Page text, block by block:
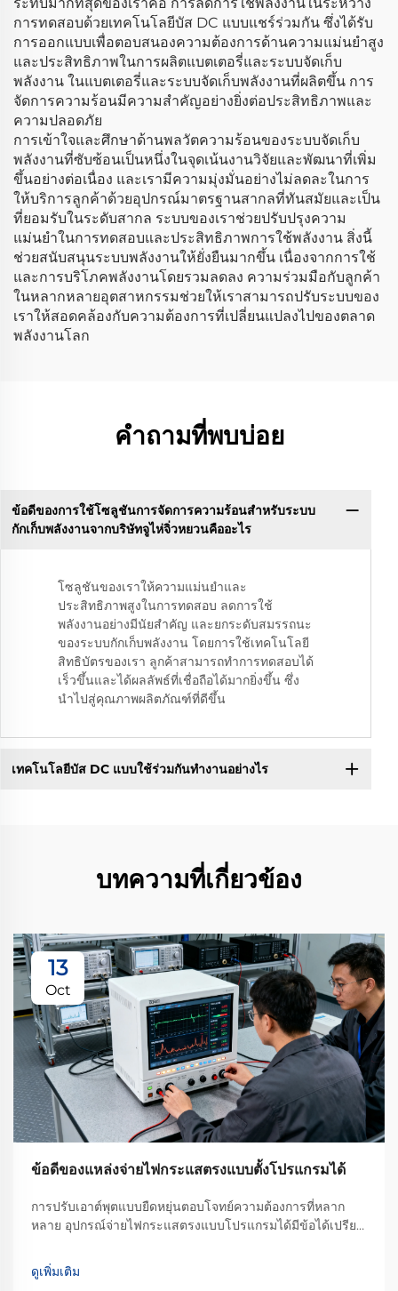
การทดสอบด้วยเทคโนโลยีบัส DC แบบแชร์ร่วมกัน ซึ่งได้รับ
การออกแบบเพื่อตอบสนองความต้องการด้านความแม่นยำสูง
และประสิทธิภาพในการผลิตแบตเตอรี่และระบบจัดเก็บ
พลังงาน ในแบตเตอรี่และระบบจัดเก็บพลังงานที่ผลิตขึ้น การ
จัดการความร้อนมีความสำคัญอย่างยิ่งต่อประสิทธิภาพและ
ความปลอดภัย
การเข้าใจและศึกษาด้านพลวัตความร้อนของระบบจัดเก็บ
พลังงานที่ซับซ้อนเป็นหนึ่งในจุดเน้นงานวิจัยและพัฒนาที่เพิ่ม
ขึ้นอย่างต่อเนื่อง และเรามีความมุ่งมั่นอย่างไม่ลดละในการ
ให้บริการลูกค้าด้วยอุปกรณ์มาตรฐานสากลที่ทันสมัยและเป็น
ที่ยอมรับในระดับสากล ระบบของเราช่วยปรับปรุงความ
แม่นยำในการทดสอบและประสิทธิภาพการใช้พลังงาน สิ่งนี้
ช่วยสนับสนุนระบบพลังงานให้ยั่งยืนมากขึ้น เนื่องจากการใช้
และการบริโภคพลังงานโดยรวมลดลง ความร่วมมือกับลูกค้า
ในหลากหลายอุตสาหกรรมช่วยให้เราสามารถปรับระบบของ
เราให้สอดคล้องกับความต้องการที่เปลี่ยนแปลงไปของตลาด
พลังงานโลก
คำถามที่พบบ่อย
ข้อดีของการใช้โซลูชันการจัดการความร้อนสำหรับระบบ
กักเก็บพลังงานจากบริษัทจูไห่จิ่วหยวนคืออะไร
โซลูชันของเราให้ความแม่นยำและ
ประสิทธิภาพสูงในการทดสอบ ลดการใช้
พลังงานอย่างมีนัยสำคัญ และยกระดับสมรรถนะ
ของระบบกักเก็บพลังงาน โดยการใช้เทคโนโลยี
สิทธิบัตรของเรา ลูกค้าสามารถทำการทดสอบได้
เร็วขึ้นและได้ผลลัพธ์ที่เชื่อถือได้มากยิ่งขึ้น ซึ่ง
นำไปสู่คุณภาพผลิตภัณฑ์ที่ดีขึ้น
เทคโนโลยีบัส DC แบบใช้ร่วมกันทำงานอย่างไร
บทความที่เกี่ยวข้อง
13
Oct
ข้อดีของแหล่งจ่ายไฟกระแสตรงแบบตั้งโปรแกรมได้
การปรับเอาต์พุตแบบยืดหยุ่นตอบโจทย์ความต้องการที่หลาก
หลาย อุปกรณ์จ่ายไฟกระแสตรงแบบโปรแกรมได้มีข้อได้เปรียบ
ต่างจากอุปกรณ์จ่ายไฟแบบเอาต์พุตคงที่ทั่วไปที่สามารถให้แรง
ดันเพียงค่าเดียวหรือช่วงจำกัดเท่านั้น...
ดูเพิ่มเติม